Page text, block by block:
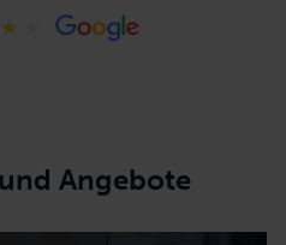
Angebote